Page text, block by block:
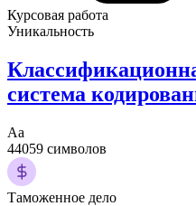
Курсовая работа
Уникальность
система
Аа
44059 символов
Таможенное дело